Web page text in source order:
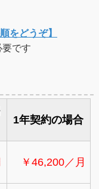
をどうぞ】
要です
1年契約の場合
￥ 46,200／月